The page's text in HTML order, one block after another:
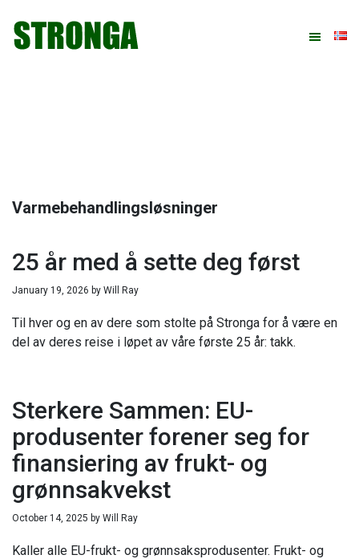
primær
hovedinnhold
primært
bunntekst
Varmebehandlingsløsninger
25 år med å sette deg først
January 19, 2026 by Will Ray
Til hver og en av dere som stolte på Stronga for å være en
del av deres reise i løpet av våre første 25 år: takk.
Sterkere Sammen: EU-
produsenter forener seg for
finansiering av frukt- og
grønnsakvekst
October 14, 2025 by Will Ray
Kaller alle EU-frukt- og grønnsaksprodusenter. Frukt- og